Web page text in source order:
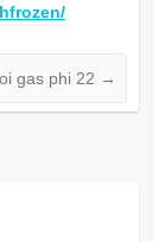
gas phi 22 →